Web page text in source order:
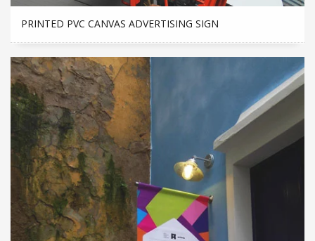
PRINTED PVC CANVAS ADVERTISING SIGN